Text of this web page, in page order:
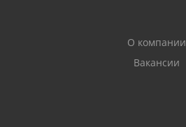
О компании
Вакансии